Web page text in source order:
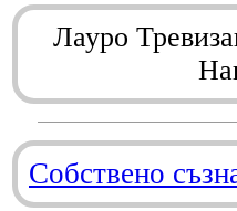
Лауро
Собствено